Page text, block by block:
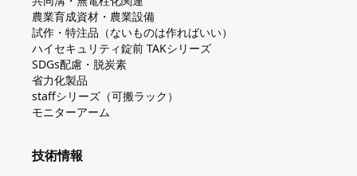
農業育成資材・農業設備
試作・特注品（ないものは作ればいい）
ハイセキュリティ錠前 TAKシリーズ
SDGs配慮・脱炭素
省力化製品
staffシリーズ（可搬ラック）
モニターアーム
技術情報